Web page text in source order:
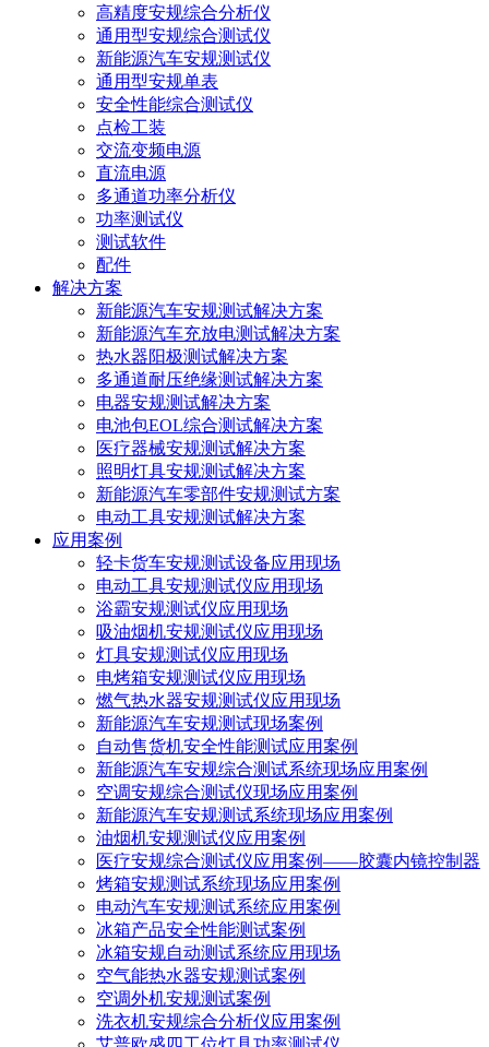
高精度安规综合分析仪
通用型安规综合测试仪
新能源汽车安规测试仪
通用型安规单表
安全性能综合测试仪
点检工装
交流变频电源
直流电源
多通道功率分析仪
功率测试仪
测试软件
配件
解决方案
新能源汽车安规测试解决方案
新能源汽车充放电测试解决方案
热水器阳极测试解决方案
多通道耐压绝缘测试解决方案
电器安规测试解决方案
电池包EOL综合测试解决方案
医疗器械安规测试解决方案
照明灯具安规测试解决方案
新能源汽车零部件安规测试方案
电动工具安规测试解决方案
应用案例
轻卡货车安规测试设备应用现场
电动工具安规测试仪应用现场
浴霸安规测试仪应用现场
吸油烟机安规测试仪应用现场
灯具安规测试仪应用现场
电烤箱安规测试仪应用现场
燃气热水器安规测试仪应用现场
新能源汽车安规测试现场案例
自动售货机安全性能测试应用案例
新能源汽车安规综合测试系统现场应用案例
空调安规综合测试仪现场应用案例
新能源汽车安规测试系统现场应用案例
油烟机安规测试仪应用案例
医疗安规综合测试仪应用案例——胶囊内镜控制器
烤箱安规测试系统现场应用案例
电动汽车安规测试系统应用案例
冰箱产品安全性能测试案例
冰箱安规自动测试系统应用现场
空气能热水器安规测试案例
空调外机安规测试案例
洗衣机安规综合分析仪应用案例